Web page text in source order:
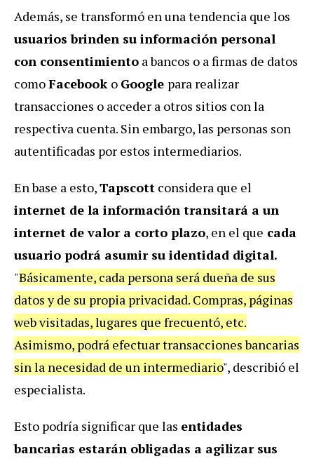
Además, se transformó en una tendencia que los
usuarios brinden su información personal
con consentimiento a bancos o a firmas de datos
comoFacebook o Google para realizar
transacciones o acceder a otros sitios con la
respectiva cuenta. Sin embargo, las personas son
autentificadas por estos intermediarios.
En base a esto,Tapscott considera que el
internet de la información transitará a un
internet de valor a corto plazo, en el que cada
usuario podrá asumir su identidad digital.
"Básicamente, cada persona será dueña de sus
datos y de su propia privacidad. Compras, páginas
web visitadas, lugares que frecuentó, etc.
Asimismo, podrá efectuar transacciones bancarias
sin la necesidad de un intermediario", describió el
especialista.
Esto podría significar que las entidades
bancarias estarán obligadas a agilizar sus